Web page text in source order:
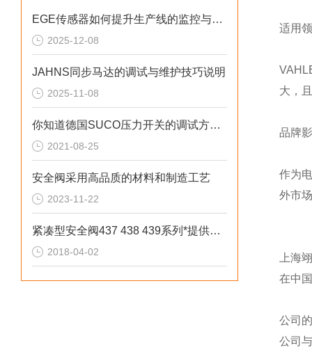
EGE传感器如何提升生产线的监控与管理效率？
2025-12-08
JAHNS同步马达的调试与维护技巧说明
2025-11-08
你知道德国SUCO压力开关的调试方法和注意事项吗
2021-08-25
安全阀采用高品质的材料和制造工艺
2023-11-22
紧凑型安全阀437 438 439系列*提供技术支持
2018-04-02
适用
大，
品牌
作为
外市
上海
在中
公司
公司